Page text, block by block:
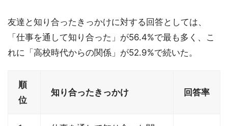
友達と知り合ったきっかけに対する回答としては、
「仕事を通して知り合った」が56.4%で最も多く、こ
れに「高校時代からの関係」が52.9%で続いた。
順
位
知り合ったきっかけ 回答率